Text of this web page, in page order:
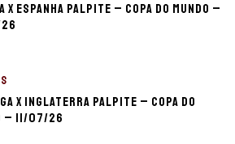
x Espanha palpite – Copa do Mundo –
x Inglaterra palpite – Copa do
– 11/07/26